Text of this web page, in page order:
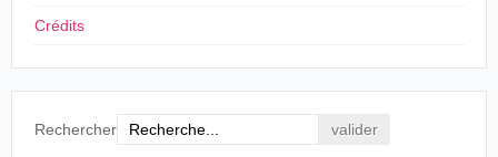
Crédits
Rechercher